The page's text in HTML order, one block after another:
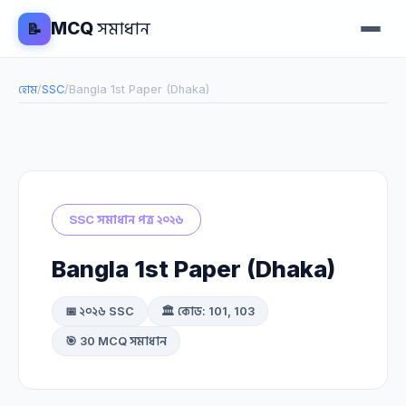
📝 MCQসমাধান
হোম/SSC/Bangla 1st Paper (Dhaka)
SSC সমাধান পত্র ২০২৬
Bangla 1st Paper (Dhaka)
📅 ২০২৬ SSC 🏛️ কোড: 101, 103
🎯 30 MCQ সমাধান